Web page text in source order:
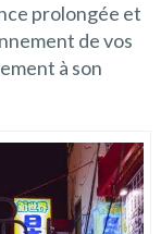
prolongée et
de vos
à son